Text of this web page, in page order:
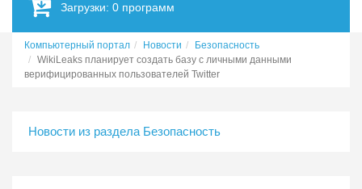
Загрузки: 0 программ
Компьютерный портал Новости
Безопасность
WikiLeaks планирует создать базу с личными данными
верифицированных пользователей Twitter
Новости из раздела Безопасность